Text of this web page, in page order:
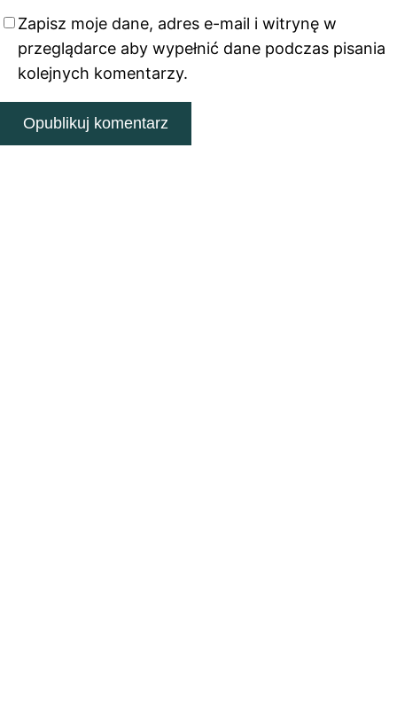
Zapisz moje dane, adres e-mail i witrynę w
przeglądarce aby wypełnić dane podczas pisania
kolejnych komentarzy.